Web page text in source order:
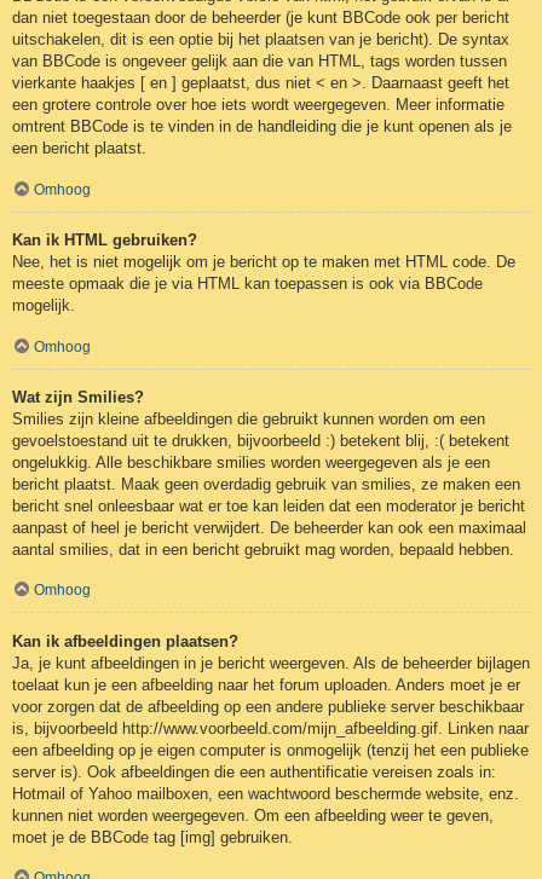
dan niet toegestaan door de beheerder (je kunt BBCode ook per bericht
uitschakelen, dit is een optie bij het plaatsen van je bericht). De syntax
van BBCode is ongeveer gelijk aan die van HTML, tags worden tussen
vierkante haakjes [ en ] geplaatst, dus niet < en >. Daarnaast geeft het
een grotere controle over hoe iets wordt weergegeven. Meer informatie
omtrent BBCode is te vinden in de handleiding die je kunt openen als je
een bericht plaatst.
Omhoog
Kan ik HTML gebruiken?
Nee, het is niet mogelijk om je bericht op te maken met HTML code. De
meeste opmaak die je via HTML kan toepassen is ook via BBCode
mogelijk.
Omhoog
Wat zijn Smilies?
Smilies zijn kleine afbeeldingen die gebruikt kunnen worden om een
gevoelstoestand uit te drukken, bijvoorbeeld :) betekent blij, :( betekent
ongelukkig. Alle beschikbare smilies worden weergegeven als je een
bericht plaatst. Maak geen overdadig gebruik van smilies, ze maken een
bericht snel onleesbaar wat er toe kan leiden dat een moderator je bericht
aanpast of heel je bericht verwijdert. De beheerder kan ook een maximaal
aantal smilies, dat in een bericht gebruikt mag worden, bepaald hebben.
Omhoog
Kan ik afbeeldingen plaatsen?
Ja, je kunt afbeeldingen in je bericht weergeven. Als de beheerder bijlagen
toelaat kun je een afbeelding naar het forum uploaden. Anders moet je er
voor zorgen dat de afbeelding op een andere publieke server beschikbaar
is, bijvoorbeeld http://www.voorbeeld.com/mijn_afbeelding.gif. Linken naar
een afbeelding op je eigen computer is onmogelijk (tenzij het een publieke
server is). Ook afbeeldingen die een authentificatie vereisen zoals in:
Hotmail of Yahoo mailboxen, een wachtwoord beschermde website, enz.
kunnen niet worden weergegeven. Om een afbeelding weer te geven,
moet je de BBCode tag [img] gebruiken.